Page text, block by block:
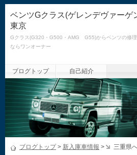
ベンツGクラス(ゲレンデヴァーゲ
東京
Gクラス(G320・G500・AMG G55)からベンツの修
ならワンオーナー
ブログトップ 自己紹介
ブログトップ> 新入庫車情報 > 三重県